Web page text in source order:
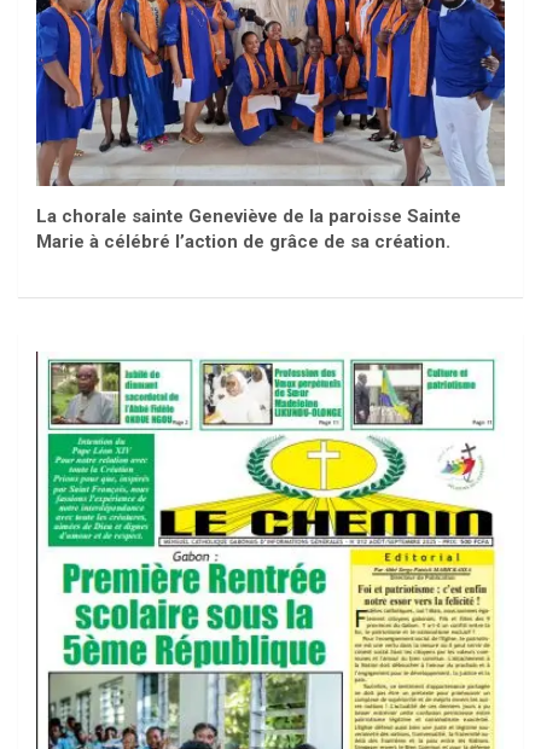
La chorale sainte Geneviève de la paroisse Sainte
Marie à célébré l’action de grâce de sa création.